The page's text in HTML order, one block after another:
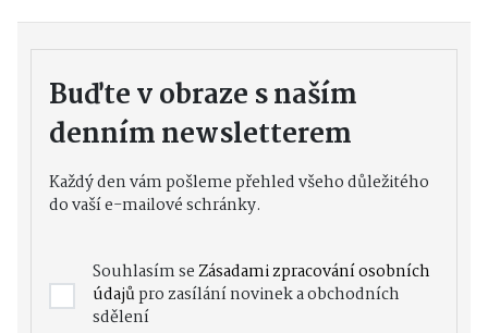
Buďte v obraze s naším
denním newsletterem
Každý den vám pošleme přehled všeho důležitého
do vaší e-mailové schránky.
Souhlasím seZásadami zpracování osobních
údajůpro zasílání novinek a obchodních
sdělení